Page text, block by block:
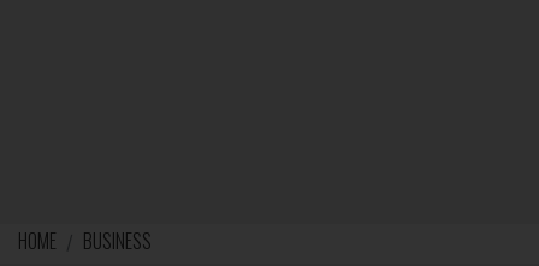
HOME BUSINESS